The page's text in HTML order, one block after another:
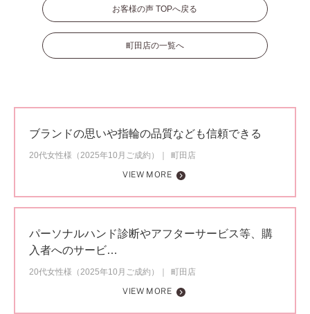
お客様の声 TOPへ戻る
町田店の一覧へ
ブランドの思いや指輪の品質なども信頼できる
20代女性様（2025年10月ご成約）
町田店
VIEW MORE
パーソナルハンド診断やアフターサービス等、購
入者へのサービ…
20代女性様（2025年10月ご成約）
町田店
VIEW MORE